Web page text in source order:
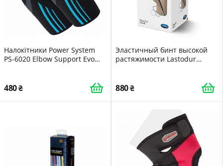
Налокітники Power System
PS-6020 Elbow Support Evo
480
Эластичный бинт высокой
растяжимости Lastodur
880